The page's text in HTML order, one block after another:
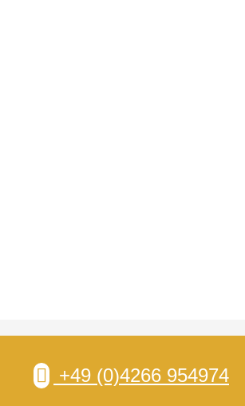
+49 (0)4266 954974